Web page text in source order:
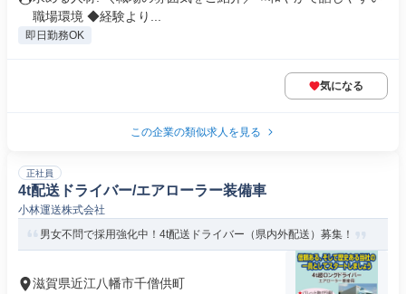
職場環境 ◆経験より...
即日勤務OK
気になる
この企業の類似求人を見る
正社員
4t配送ドライバー/エアローラー装備車
小林運送株式会社
男女不問で採用強化中！4t配送ドライバー（県内外配送）募集！
滋賀県近江八幡市千僧供町